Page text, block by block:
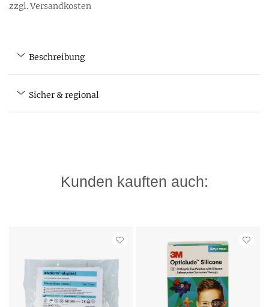
zzgl. Versandkosten
Beschreibung
Sicher & regional
Kunden kauften auch: